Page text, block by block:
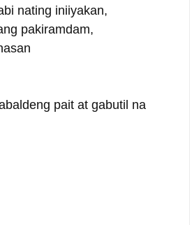
nating iniiyakan,
pakiramdam,
pait at gabutil na